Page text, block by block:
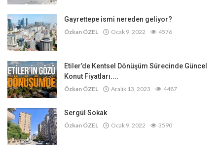
Gayrettepe ismi nereden geliyor?
Özkan ÖZEL Ocak 9, 2022 4576
Etiler’de Kentsel Dönüşüm Sürecinde Güncel
Konut Fiyatları....
Özkan ÖZEL Aralık 13, 2023 4487
Sergül Sokak
Özkan ÖZEL Ocak 9, 2022 3590